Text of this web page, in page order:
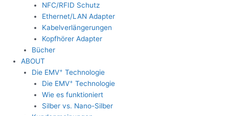
NFC/RFID Schutz
Ethernet/LAN Adapter
Kabelverlängerungen
Kopfhörer Adapter
Bücher
ABOUT
Die EMV+ Technologie
Die EMV+ Technologie
Wie es funktioniert
Silber vs. Nano-Silber